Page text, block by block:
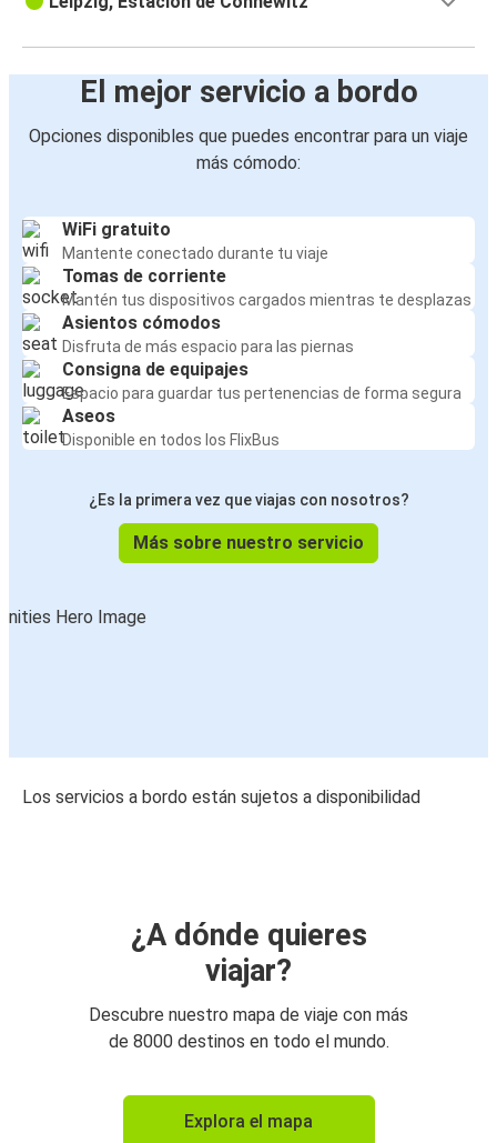
El mejor servicio a bordo
Opciones disponibles que puedes encontrar para un viaje
más cómodo:
WiFi gratuito
Mantente conectado durante tu viaje
Tomas de corriente
Mantén tus dispositivos cargados mientras te desplazas
Asientos cómodos
Disfruta de más espacio para las piernas
Consigna de equipajes
Espacio para guardar tus pertenencias de forma segura
Aseos
Disponible en todos los FlixBus
¿Es la primera vez que viajas con nosotros?
Más sobre nuestro servicio
Los servicios a bordo están sujetos a disponibilidad
¿A dónde quieres
viajar?
Descubre nuestro mapa de viaje con más
de 8000 destinos en todo el mundo.
Explora el mapa